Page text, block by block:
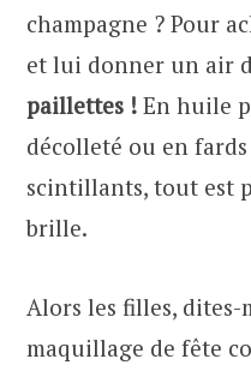
champagne ? Pour
et lui donner un air
paillettes ! En huile
décolleté ou en
scintillants, tout est
brille.
Alors les filles,
maquillage de fête